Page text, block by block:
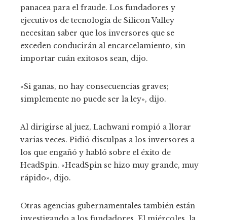
panacea para el fraude. Los fundadores y
ejecutivos de tecnología de Silicon Valley
necesitan saber que los inversores que se
exceden conducirán al encarcelamiento, sin
importar cuán exitosos sean, dijo.
«Si ganas, no hay consecuencias graves;
simplemente no puede ser la ley», dijo.
Al dirigirse al juez, Lachwani rompió a llorar
varias veces. Pidió disculpas a los inversores a
los que engañó y habló sobre el éxito de
HeadSpin. «HeadSpin se hizo muy grande, muy
rápido», dijo.
Otras agencias gubernamentales también están